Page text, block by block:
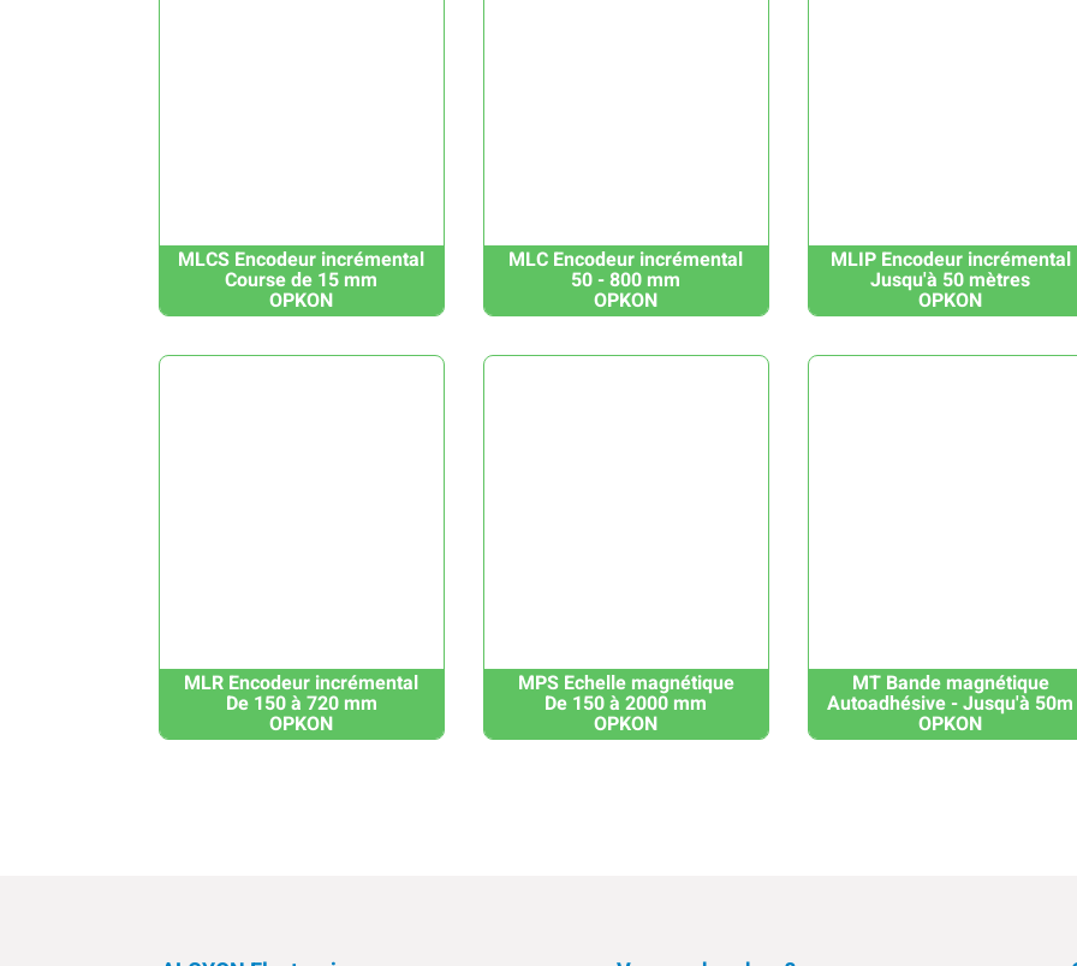
MLCS Encodeur incrémental
Course de 15 mm
OPKON
MLC Encodeur incrémental
50 - 800 mm
OPKON
MLIP Encodeur incrémental
Jusqu'à 50 mètres
OPKON
MLR Encodeur incrémental
De 150 à 720 mm
OPKON
MPS Echelle magnétique
De 150 à 2000 mm
OPKON
MT Bande magnétique
Autoadhésive - Jusqu'à 50m
OPKON